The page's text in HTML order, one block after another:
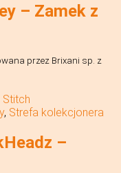
– Zamek z
przez Brixani sp. z
, Strefa kolekcjonera
–